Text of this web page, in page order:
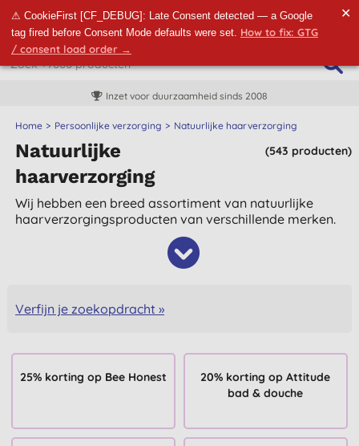
⚠ CookieFirst [CF_DEBUG]: Late Consent detected — a Google
tag fired before Consent Mode defaults were set. How to fix: GTG
/ consent load order →
✕
Inzet voor duurzaamheid sinds 2008
Home Persoonlijke verzorging Natuurlijke haarverzorging
(543 producten)
Natuurlijke
haarverzorging
Wij hebben een breed assortiment van natuurlijke
haarverzorgingsproducten van verschillende merken.
Verfijn je zoekopdracht »
25% korting op Bee Honest
20% korting op Attitude
bad & douche